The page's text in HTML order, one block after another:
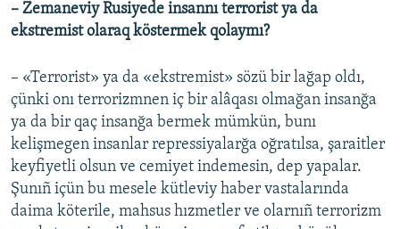
– Zemaneviy Rusiyede insannı terrorist ya da
ekstremist olaraq köstermek qolaymı?
– «Terrorist» ya da «ekstremist» sözü bir lağap oldı,
çünki onı terrorizmnen iç bir alâqası olmağan insanğa
ya da bir qaç insanğa bermek mümkün, bunı
kelişmegen insanlar repressiyalarğa oğratılsa, şaraitler
keyfiyetli olsun ve cemiyet indemesin, dep yapalar.
Şunıñ içün bu mesele kütleviy haber vastalarında
daima köterile, mahsus hızmetler ve olarnıñ terrorizm